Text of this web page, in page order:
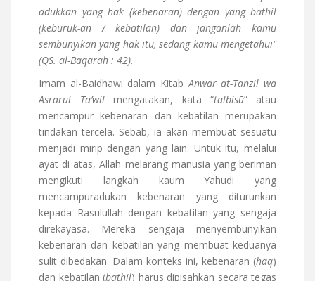
adukkan yang hak (kebenaran) dengan yang bathil
(keburuk-an / kebatilan) dan janganlah kamu
sembunyikan yang hak itu, sedang kamu mengetahui"
(QS. al-Baqarah : 42).
Imam al-Baidhawi dalam Kitab Anwar at-Tanzil wa
Asrarut Ta’wil mengatakan, kata “talbisū” atau
mencampur kebenaran dan kebatilan merupakan
tindakan tercela. Sebab, ia akan membuat sesuatu
menjadi mirip dengan yang lain. Untuk itu, melalui
ayat di atas, Allah melarang manusia yang beriman
mengikuti langkah kaum Yahudi yang
mencampuradukan kebenaran yang diturunkan
kepada Rasulullah dengan kebatilan yang sengaja
direkayasa. Mereka sengaja menyembunyikan
kebenaran dan kebatilan yang membuat keduanya
sulit dibedakan. Dalam konteks ini, kebenaran (haq)
dan kebatilan (bathil) harus dipisahkan secara tegas